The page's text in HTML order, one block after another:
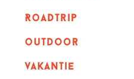
Roadtrip
outdoor
vakantie